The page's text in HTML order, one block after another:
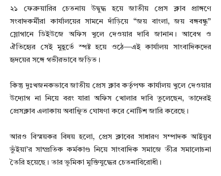
২১ ফেব্রুয়ারির চেতনায় উদ্বুদ্ধ হয়ে জাতীয় প্রেস ক্লাব প্রাঙ্গণে
সংবাদকর্মীরা কার্যালয়ের সামনে দাঁড়িয়ে “জয় বাংলা, জয় বঙ্গবন্ধু”
স্লোগানে ডিইউজে অফিস খুলে দেওয়ার দাবি জানান। আবেগ ও
ঐতিহ্যের সেই মুহূর্তে স্পষ্ট হয়ে ওঠে—এই কার্যালয় সাংবাদিকদের
হৃদয়ের সঙ্গে গভীরভাবে জড়িত।
কিন্তু দুঃখজনকভাবে জাতীয় প্রেস ক্লাব কর্তৃপক্ষ কার্যালয় খুলে দেওয়ার
উদ্যোগ না নিয়ে বরং যারা অফিস খোলার দাবি তুলেছেন, তাদেরই
প্রেসক্লাব এলাকায় অবাঞ্ছিত ঘোষণা করে নোটিশ জারি করেছে।
আরও বিস্ময়কর বিষয় হলো, প্রেস ক্লাবের সাধারণ সম্পাদক আইয়ুব
ভুঁইয়া’র সাম্প্রতিক কর্মকাণ্ড নিয়ে সাংবাদিক সমাজে তীব্র সমালোচনা
তৈরি হয়েছে। তার ভূমিকা মুক্তিযুদ্ধের চেতনাবিরোধী।